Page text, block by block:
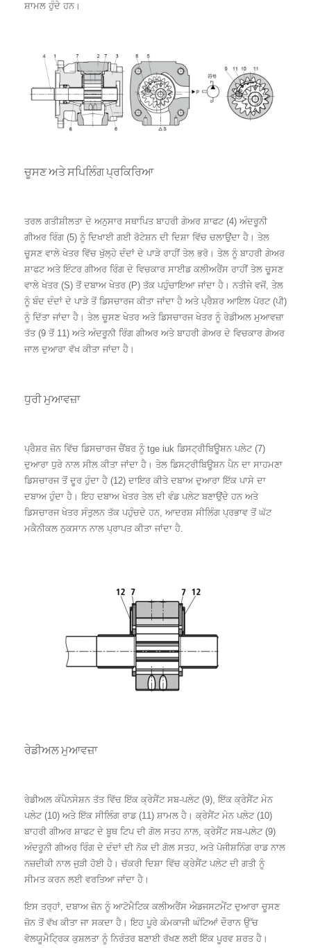
ਸ਼ਾਮਲ ਹੁੰਦੇ ਹਨ।
ਚੂਸਣ ਅਤੇ ਸਪਿਲਿੰਗ ਪ੍ਰਕਿਰਿਆ
ਤਰਲ ਗਤੀਸ਼ੀਲਤਾ ਦੇ ਅਨੁਸਾਰ ਸਥਾਪਿਤ ਬਾਹਰੀ ਗੇਅਰ ਸ਼ਾਫਟ (4) ਅੰਦਰੂਨੀ
ਗੀਅਰ ਰਿੰਗ (5) ਨੂੰ ਦਿਖਾਈ ਗਈ ਰੋਟੇਸ਼ਨ ਦੀ ਦਿਸ਼ਾ ਵਿੱਚ ਚਲਾਉਂਦਾ ਹੈ। ਤੇਲ
ਚੂਸਣ ਵਾਲੇ ਖੇਤਰ ਵਿੱਚ ਖੁੱਲ੍ਹੇ ਦੰਦਾਂ ਦੇ ਪਾੜੇ ਰਾਹੀਂ ਤੇਲ ਭਰੋ। ਤੇਲ ਨੂੰ ਬਾਹਰੀ ਗੇਅਰ
ਸ਼ਾਫਟ ਅਤੇ ਇੰਟਰ ਗੀਅਰ ਰਿੰਗ ਦੇ ਵਿਚਕਾਰ ਸਾਈਡ ਕਲੀਅਰੈਂਸ ਰਾਹੀਂ ਤੇਲ ਚੂਸਣ
ਵਾਲੇ ਖੇਤਰ (S) ਤੋਂ ਦਬਾਅ ਖੇਤਰ (P) ਤੱਕ ਪਹੁੰਚਾਇਆ ਜਾਂਦਾ ਹੈ। ਨਤੀਜੇ ਵਜੋਂ, ਤੇਲ
ਨੂੰ ਬੰਦ ਦੰਦਾਂ ਦੇ ਪਾੜੇ ਤੋਂ ਡਿਸਚਾਰਜ ਕੀਤਾ ਜਾਂਦਾ ਹੈ ਅਤੇ ਪ੍ਰੈਸ਼ਰ ਆਇਲ ਪੋਰਟ (ਪੀ)
ਨੂੰ ਦਿੱਤਾ ਜਾਂਦਾ ਹੈ। ਤੇਲ ਚੂਸਣ ਖੇਤਰ ਅਤੇ ਡਿਸਚਾਰਜ ਖੇਤਰ ਨੂੰ ਰੇਡੀਅਲ ਮੁਆਵਜ਼ਾ
ਤੱਤ (9 ਤੋਂ 11) ਅਤੇ ਅੰਦਰੂਨੀ ਰਿੰਗ ਗੀਅਰ ਅਤੇ ਬਾਹਰੀ ਗੇਅਰ ਦੇ ਵਿਚਕਾਰ ਗੇਅਰ
ਜਾਲ ਦੁਆਰਾ ਵੱਖ ਕੀਤਾ ਜਾਂਦਾ ਹੈ।
ਧੁਰੀ ਮੁਆਵਜ਼ਾ
ਪ੍ਰੈਸ਼ਰ ਜ਼ੋਨ ਵਿੱਚ ਡਿਸਚਾਰਜ ਚੈਂਬਰ ਨੂੰ tge iuk ਡਿਸਟ੍ਰੀਬਿਊਸ਼ਨ ਪਲੇਟ (7)
ਦੁਆਰਾ ਧੁਰੇ ਨਾਲ ਸੀਲ ਕੀਤਾ ਜਾਂਦਾ ਹੈ। ਤੇਲ ਡਿਸਟ੍ਰੀਬਿਊਸ਼ਨ ਪੈਨ ਦਾ ਸਾਹਮਣਾ
ਡਿਸਚਾਰਜ ਤੋਂ ਦੂਰ ਹੁੰਦਾ ਹੈ (12) ਦਾਇਰ ਕੀਤੇ ਦਬਾਅ ਦੁਆਰਾ ਇੱਕ ਪਾਸੇ ਦਾ
ਦਬਾਅ ਹੁੰਦਾ ਹੈ। ਇਹ ਦਬਾਅ ਖੇਤਰ ਤੇਲ ਦੀ ਵੰਡ ਪਲੇਟ ਬਣਾਉਂਦੇ ਹਨ ਅਤੇ
ਡਿਸਚਾਰਜ ਖੇਤਰ ਸੰਤੁਲਨ ਤੱਕ ਪਹੁੰਚਦੇ ਹਨ, ਆਦਰਸ਼ ਸੀਲਿੰਗ ਪ੍ਰਭਾਵ ਤੋਂ ਘੱਟ
ਮਕੈਨੀਕਲ ਨੁਕਸਾਨ ਨਾਲ ਪ੍ਰਾਪਤ ਕੀਤਾ ਜਾਂਦਾ ਹੈ.
ਰੇਡੀਅਲ ਮੁਆਵਜ਼ਾ
ਰੇਡੀਅਲ ਕੰਪੈਨਸੇਸ਼ਨ ਤੱਤ ਵਿੱਚ ਇੱਕ ਕ੍ਰੇਸੈਂਟ ਸਬ-ਪਲੇਟ (9), ਇੱਕ ਕ੍ਰੇਸੈਂਟ ਮੇਨ
ਪਲੇਟ (10) ਅਤੇ ਇੱਕ ਸੀਲਿੰਗ ਰਾਡ (11) ਸ਼ਾਮਲ ਹੈ। ਕ੍ਰੇਸੈਂਟ ਮੇਨ ਪਲੇਟ (10)
ਬਾਹਰੀ ਗੀਅਰ ਸ਼ਾਫਟ ਦੇ ਬੂਥ ਟਿਪ ਦੀ ਗੋਲ ਸਤਹ ਨਾਲ, ਕ੍ਰੇਸੈਂਟ ਸਬ-ਪਲੇਟ (9)
ਅੰਦਰੂਨੀ ਗੀਅਰ ਰਿੰਗ ਦੇ ਦੰਦਾਂ ਦੀ ਨੋਕ ਦੀ ਗੋਲ ਸਤਹ, ਅਤੇ ਪੋਜੀਸ਼ਨਿੰਗ ਰਾਡ ਨਾਲ
ਨਜ਼ਦੀਕੀ ਨਾਲ ਜੁੜੀ ਹੋਈ ਹੈ। ਚੱਕਰੀ ਦਿਸ਼ਾ ਵਿੱਚ ਕ੍ਰੇਸੈਂਟ ਪਲੇਟ ਦੀ ਗਤੀ ਨੂੰ
ਸੀਮਤ ਕਰਨ ਲਈ ਵਰਤਿਆ ਜਾਂਦਾ ਹੈ।
ਇਸ ਤਰ੍ਹਾਂ, ਦਬਾਅ ਜ਼ੋਨ ਨੂੰ ਆਟੋਮੈਟਿਕ ਕਲੀਅਰੈਂਸ ਐਡਜਸਟਮੈਂਟ ਦੁਆਰਾ ਚੂਸਣ
ਜ਼ੋਨ ਤੋਂ ਵੱਖ ਕੀਤਾ ਜਾ ਸਕਦਾ ਹੈ। ਇਹ ਪੂਰੇ ਕੰਮਕਾਜੀ ਘੰਟਿਆਂ ਦੌਰਾਨ ਉੱਚ
ਵੋਲਯੂਮੈਟ੍ਰਿਕ ਕੁਸ਼ਲਤਾ ਨੂੰ ਨਿਰੰਤਰ ਬਣਾਈ ਰੱਖਣ ਲਈ ਇੱਕ ਪੂਰਵ ਸ਼ਰਤ ਹੈ।